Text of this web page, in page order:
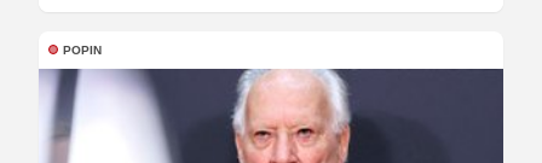
POPIN